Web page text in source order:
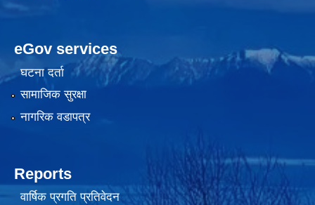
eGov services
घटना दर्ता
सामाजिक सुरक्षा
नागरिक वडापत्र
Reports
वार्षिक प्रगति प्रतिवेदन